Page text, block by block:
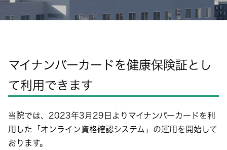
マイナンバーカードを健康保険証とし
て利用できます
当院では、2023年3月29日よりマイナンバーカードを利
用した「オンライン資格確認システム」の運用を開始して
おります。